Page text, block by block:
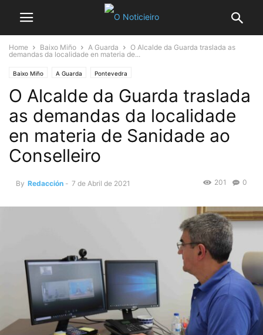
Home Baixo Miño A Guarda
O Alcalde da Guarda traslada as
demandas da localidade en materia de...
Baixo Miño A Guarda Pontevedra
O Alcalde da Guarda traslada
as demandas da localidade
en materia de Sanidade ao
Conselleiro
By Redacción - 7 de Abril de 2021 0
201